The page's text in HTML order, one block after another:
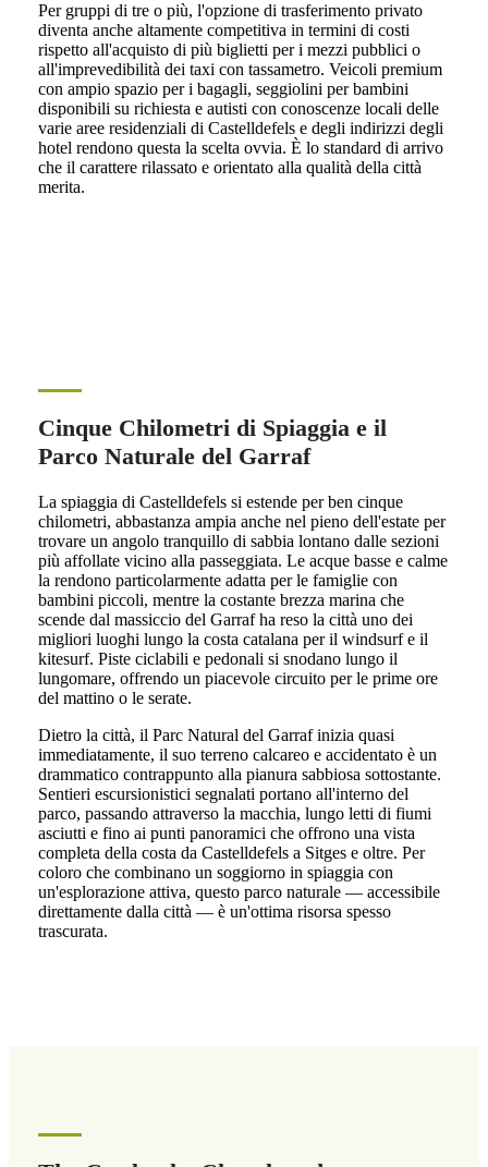
Per gruppi di tre o più, l'opzione di trasferimento privato
diventa anche altamente competitiva in termini di costi
rispetto all'acquisto di più biglietti per i mezzi pubblici o
all'imprevedibilità dei taxi con tassametro. Veicoli premium
con ampio spazio per i bagagli, seggiolini per bambini
disponibili su richiesta e autisti con conoscenze locali delle
varie aree residenziali di Castelldefels e degli indirizzi degli
hotel rendono questa la scelta ovvia. È lo standard di arrivo
che il carattere rilassato e orientato alla qualità della città
merita.
Cinque Chilometri di Spiaggia e il
Parco Naturale del Garraf
La spiaggia di Castelldefels si estende per ben cinque
chilometri, abbastanza ampia anche nel pieno dell'estate per
trovare un angolo tranquillo di sabbia lontano dalle sezioni
più affollate vicino alla passeggiata. Le acque basse e calme
la rendono particolarmente adatta per le famiglie con
bambini piccoli, mentre la costante brezza marina che
scende dal massiccio del Garraf ha reso la città uno dei
migliori luoghi lungo la costa catalana per il windsurf e il
kitesurf. Piste ciclabili e pedonali si snodano lungo il
lungomare, offrendo un piacevole circuito per le prime ore
del mattino o le serate.
Dietro la città, il Parc Natural del Garraf inizia quasi
immediatamente, il suo terreno calcareo e accidentato è un
drammatico contrappunto alla pianura sabbiosa sottostante.
Sentieri escursionistici segnalati portano all'interno del
parco, passando attraverso la macchia, lungo letti di fiumi
asciutti e fino ai punti panoramici che offrono una vista
completa della costa da Castelldefels a Sitges e oltre. Per
coloro che combinano un soggiorno in spiaggia con
un'esplorazione attiva, questo parco naturale — accessibile
direttamente dalla città — è un'ottima risorsa spesso
trascurata.